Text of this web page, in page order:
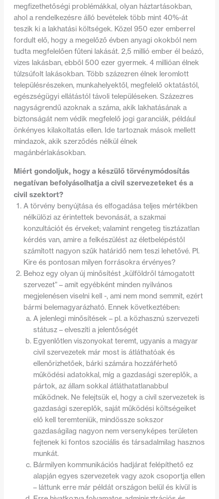
megfizethetőségi problémákkal, olyan háztartásokban,
ahol a rendelkezésre álló bevételek több mint 40%-át
teszik ki a lakhatási költségek. Közel 950 ezer emberrel
fordult elő, hogy a megelőző évben anyagi okokból nem
tudta megfelelően fűteni lakását. 2,5 millió ember él beázó,
vizes lakásban, ebből 500 ezer gyermek. 4 millióan élnek
túlzsúfolt lakásokban. Több százezren élnek leromlott
településrészeken, munkahelyektől, megfelelő oktatástól,
egészségügyi ellátástól távoli településeken. Százezres
nagyságrendű azoknak a száma, akik lakhatásának a
biztonságát nem védik megfelelő jogi garanciák, például
önkényes kilakoltatás ellen. Ide tartoznak mások mellett
mindazok, akik szerződés nélkül élnek
magánbérlakásokban.
Miért gondoljuk, hogy a készülő törvénymódosítás
negatívan befolyásolhatja a civil szervezeteket és a
civil szektort?
A törvény benyújtása és elfogadása teljes mértékben
nélkülözi az érintettek bevonását, a szakmai
konzultációt és érveket; valamint rengeteg tisztázatlan
kérdés van, amire a felkészülést az életbelépéstől
számított nagyon szűk határidő nem teszi lehetővé. Pl.
Kire és pontosan milyen forrásokra érvényes?
Behoz egy olyan új minősítést „külföldről támogatott
szervezet” – amit egyébként minden nyilvános
megjelenésen viselni kell -, ami nem mond semmit, ezért
bármi belemagyarázható. Ennek következtében:
A jelenlegi minősítések – pl. a közhasznú szervezeti
státusz – elveszíti a jelentőségét
Egyenlőtlen viszonyokat teremt, ugyanis a magyar
civil szervezetek már most is átláthatóak és
ellenőrizhetőek, bárki számára hozzáférhető
működési adatokkal, míg a gazdasági szereplők, a
pártok, az állam sokkal átláthatatlanabbul
működnek. Ne felejtsük el, hogy a civil szervezetek is
gazdasági szereplők, saját működési költségeiket
elő kell teremteniük, mindössze sokszor
gazdaságilag nagyon nem versenyképes területen
fejtenek ki fontos szociális és társadalmilag hasznos
munkát.
Bármilyen kommunikációs hadjárat felépíthető ez
alapján egyes szervezetek vagy azok csoportja ellen
– láttunk erre már példát országon belül és kívül is